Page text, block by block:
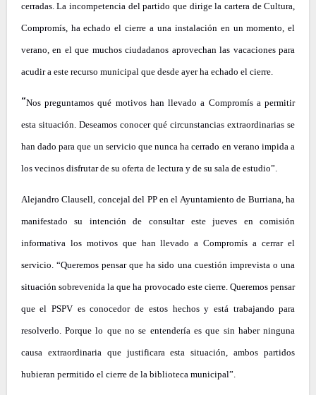
cerradas. La incompetencia del partido que dirige la cartera de Cultura,
Compromís, ha echado el cierre a una instalación en un momento, el
verano, en el que muchos ciudadanos aprovechan las vacaciones para
acudir a este recurso municipal que desde ayer ha echado el cierre.
“Nos preguntamos qué motivos han llevado a Compromís a permitir
esta situación. Deseamos conocer qué circunstancias extraordinarias se
han dado para que un servicio que nunca ha cerrado en verano impida a
los vecinos disfrutar de su oferta de lectura y de su sala de estudio”.
Alejandro Clausell, concejal del PP en el Ayuntamiento de Burriana, ha
manifestado su intención de consultar este jueves en comisión
informativa los motivos que han llevado a Compromís a cerrar el
servicio. “Queremos pensar que ha sido una cuestión imprevista o una
situación sobrevenida la que ha provocado este cierre. Queremos pensar
que el PSPV es conocedor de estos hechos y está trabajando para
resolverlo. Porque lo que no se entendería es que sin haber ninguna
causa extraordinaria que justificara esta situación, ambos partidos
hubieran permitido el cierre de la biblioteca municipal”.